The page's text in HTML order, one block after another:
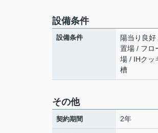
設備条件
設備条件
陽当り良
置場 / フロ
場 / IHクッ
槽
その他
契約期間 2年